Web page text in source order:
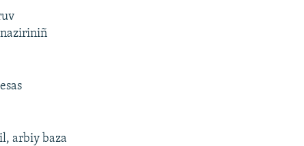
naziriniñ
arbiy baza